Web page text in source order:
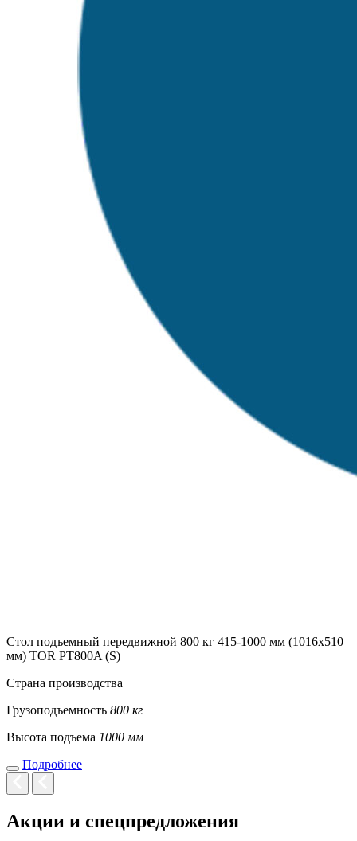
Стол подъемный передвижной 800 кг 415-1000 мм (1016х510
мм) TOR PT800A (S)
Страна производства
Грузоподъемность 800 кг
Высота подъема 1000 мм
Подробнее
Акции и спецпредложения